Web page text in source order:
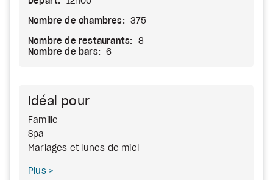
Nombre de chambres: 375
Nombre de restaurants:
8
Nombre de bars:
6
Idéal pour
Famille
Spa
Mariages et lunes de miel
Plus